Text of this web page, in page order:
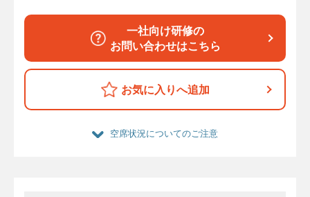
一社向け研修の
お問い合わせはこちら
お気に入りへ追加
空席状況についてのご注意